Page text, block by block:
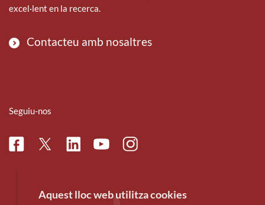
excel·lent en la recerca.
Contacteu amb nosaltres
Seguiu-nos
FacebookTwitterLinkedinYoutubeInstagram
Aquest lloc web utilitza cookies